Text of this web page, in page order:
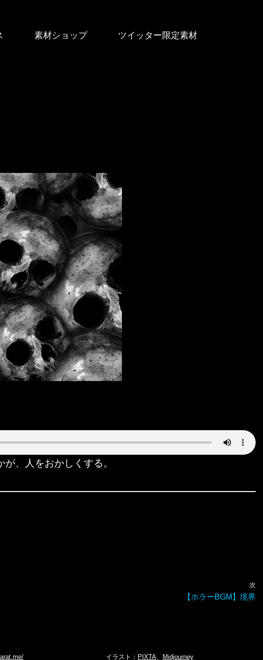
素材ショップ
ツイッター限定素材
、人をおかしくする。
次
【ホラーBGM】境界
イラスト： PIXTA、 Midjourney